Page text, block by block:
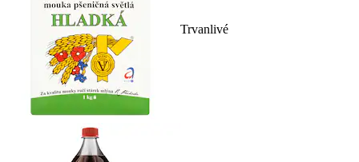
Trvanlivé